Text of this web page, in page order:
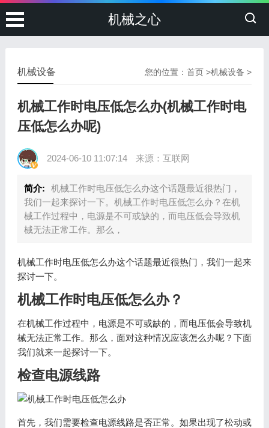
机械之心
您的位置：首页 >机械设备 >
机械设备
机械工作时电压低怎么办(机械工作时电
压低怎么办呢)
2024-06-10 11:07:14 来源：互联网
简介:
机械工作时电压低怎么办这个话题最近很热门，
我们一起来探讨一下。机械工作时电压低怎么办？在机
械工作过程中，电源是不可或缺的，而电压低会导致机
械无法正常工作。那么，
机械工作时电压低怎么办这个话题最近很热门，我们一起来
探讨一下。
机械工作时电压低怎么办？
在机械工作过程中，电源是不可或缺的，而电压低会导致机
械无法正常工作。那么，面对这种情况应该怎么办呢？下面
我们就来一起探讨一下。
检查电源线路
首先，我们需要检查电源线路是否正常。如果出现了松动或